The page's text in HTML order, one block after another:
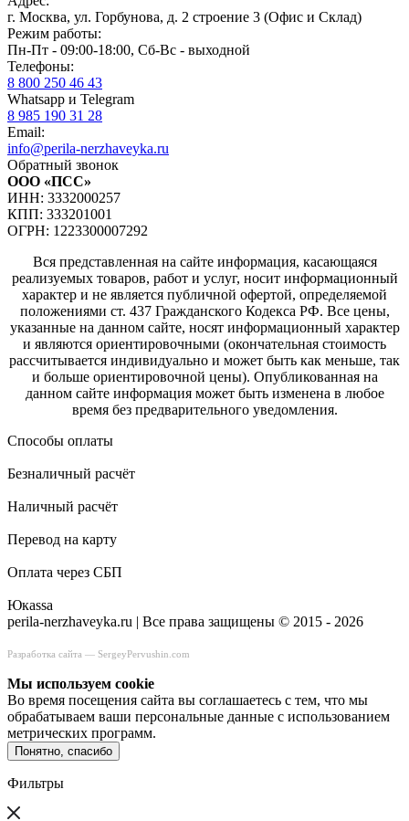
г. Москва, ул. Горбунова, д. 2 строение 3 (Офис и Склад)
Режим работы:
Пн-Пт - 09:00-18:00, Сб-Вс - выходной
Телефоны:
8 800 250 46 43
Whatsapp и Telegram
8 985 190 31 28
Email:
info@perila-nerzhaveyka.ru
Обратный звонок
ООО «ПСС»
ИНН: 3332000257
КПП: 333201001
ОГРН: 1223300007292
Вся представленная на сайте информация, касающаяся
реализуемых товаров, работ и услуг, носит информационный
характер и не является публичной офертой, определяемой
положениями ст. 437 Гражданского Кодекса РФ. Все цены,
указанные на данном сайте, носят информационный характер
и являются ориентировочными (окончательная стоимость
рассчитывается индивидуально и может быть как меньше, так
и больше ориентировочной цены). Опубликованная на
данном сайте информация может быть изменена в любое
время без предварительного уведомления.
Способы оплаты
Безналичный расчёт
Наличный расчёт
Перевод на карту
Оплата через СБП
Юкаssа
perila-nerzhaveyka.ru | Все права защищены © 2015 - 2026
Разработка сайта — SergeyPervushin.com
Мы используем сookie
Во время посещения сайта вы соглашаетесь с тем, что мы
обрабатываем ваши персональные данные с использованием
метрических программ.
Понятно, спасибо
Фильтры